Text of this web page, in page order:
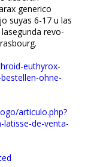
generico
suyas 6-17 u las
revo-
euthyrox-
ohne-
articulo.php?
de-venta-